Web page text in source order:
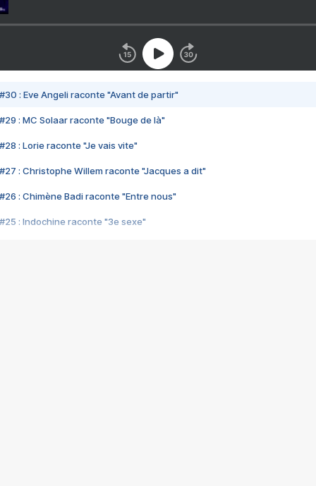
#30 : Eve Angeli raconte "Avant de partir"
#29 : MC Solaar raconte "Bouge de là"
#28 : Lorie raconte "Je vais vite"
#27 : Christophe Willem raconte "Jacques a dit"
#26 : Chimène Badi raconte "Entre nous"
#25 : Indochine raconte "3e sexe"